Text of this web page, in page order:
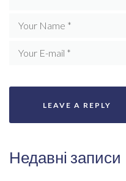
Недавні записи